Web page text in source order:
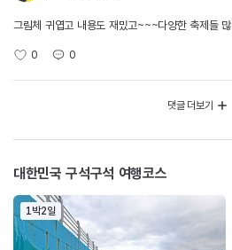
그림체 귀엽고 내용도 재밌고~~~다양한 축제들
0 0
댓글 더보기
대한민국 구석구석 여행코스
1박2일